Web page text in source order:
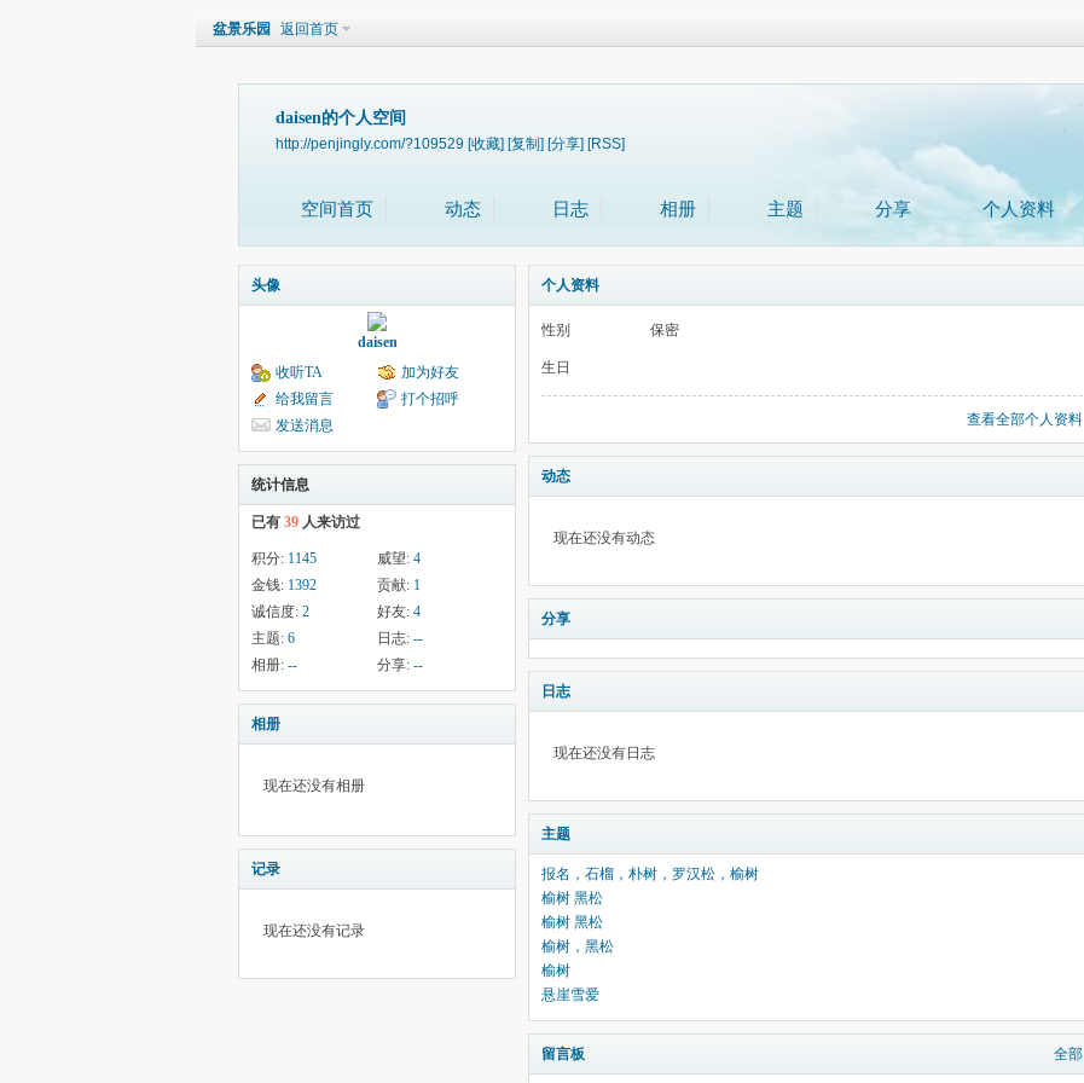
盆景乐园 返回首页
daisen的个人空间
http://penjingly.com/?109529 [收藏] [复制] [分享] [RSS]
空间首页 动态 日志 相册 主题 分享 个人资料
头像
daisen
收听TA
加为好友
给我留言
打个招呼
发送消息
统计信息
已有 39 人来访过
积分: 1145 威望: 4
金钱: 1392 贡献: 1
诚信度: 2 好友: 4
主题: 6 日志: --
相册: -- 分享: --
相册
现在还没有相册
记录
现在还没有记录
个人资料
性别 保密
生日
查看全部个人资料
动态
现在还没有动态
分享
日志
现在还没有日志
主题
报名，石榴，朴树，罗汉松，榆树
榆树 黑松
榆树 黑松
榆树，黑松
榆树
悬崖雪爱
留言板 全部